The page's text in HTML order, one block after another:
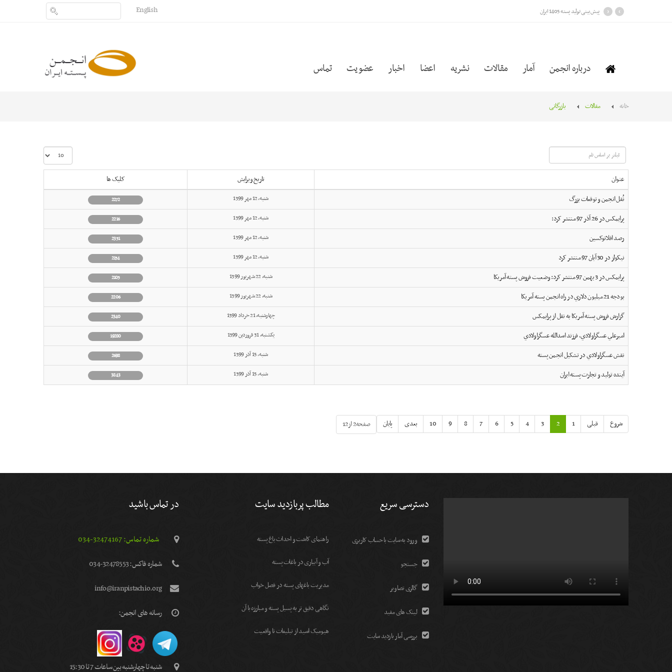
پیش بینی تولید پسته 1405 ایران ›
‹
English
درباره انجمن آمار مقالات نشریه اعضا اخبار عضویت تماس
خانه مقالات بازرگانی
فیلتر
بر
اساس
نام
نمایش
#
عنوان
تاریخ ویرایش
کلیک ها
نُقل انجمن و توقعات بزرگ
شنبه, 12 مهر 1399 2272
پرايمکس در 26 آذر 97 منتشر کرد: شنبه, 12 مهر 1399 2216
رصد افلاتوکسين شنبه, 12 مهر 1399 2351
نيکولز در 30 آبان 97 منتشر کرد شنبه, 12 مهر 1399 2154
پرايمکس در 3 بهمن 97 منتشر کرد: وضعيت فروش پسته آمريکا شنبه, 22 شهریور 1399 2105
بودجه 21 ميليون دلاري در راه انجمن پسته آمريکا شنبه, 22 شهریور 1399 2206
گزارش فروش پسته آمريکا به نقل از پرايمکس چهارشنبه, 21 خرداد 1399 2340
اميرعلي عسگراولادي، فرزند اسدالله عسگراولادي یکشنبه, 31 فروردين 1399 19280
نقش عسگراولادي در تشکيل انجمن پسته شنبه, 15 آذر 1399 2698
آینده تولید و تجارت پسته ایران شنبه, 15 آذر 1399 3843
صفحه2 از12 شروع قبلی 1
2
3
4
5
6
7
8
9
10 بعدی پایان
دسترسی سریع
ورود به سایت با حساب کاربری
جستجو
گالری تصاویر
لینک های مفید
بررسی آمار بازدید سایت
مطالب پربازدید سایت
راهنمای کاشت و احداث باغ پسته
آب و آبیاری در باغات پسته
مديريت باغهای پسته در فصل خواب
نگاهی دقیق تر به پسیل پسته و مبارزه با آن
هیومیک اسید از تبلیغات تا واقعیت
در تماس باشید
شماره تماس: 32474167-034
شماره فاكس: 32478553-034
info@iranpistachio.org
رسانه های انجمن:
شنبه تا چهارشنبه بین ساعات 7 تا 15:30